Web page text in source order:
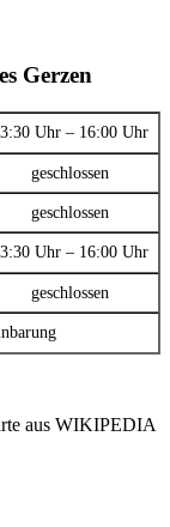
Gerzen
Uhr – 16:00 Uhr
geschlossen
geschlossen
Uhr – 16:00 Uhr
geschlossen